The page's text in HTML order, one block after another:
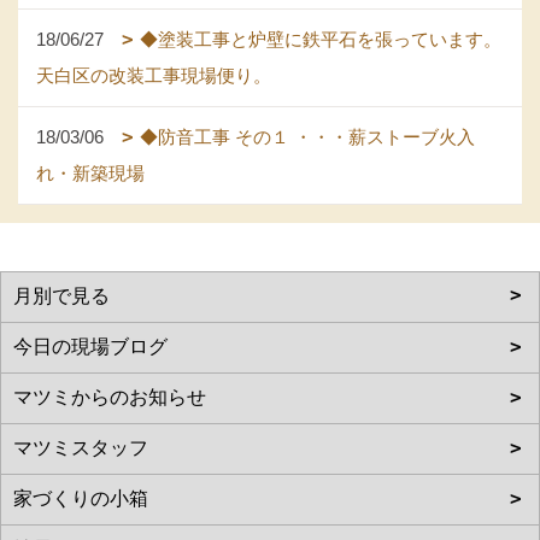
18/06/27
◆塗装工事と炉壁に鉄平石を張っています。
天白区の改装工事現場便り。
18/03/06
◆防音工事 その１ ・・・薪ストーブ火入
れ・新築現場